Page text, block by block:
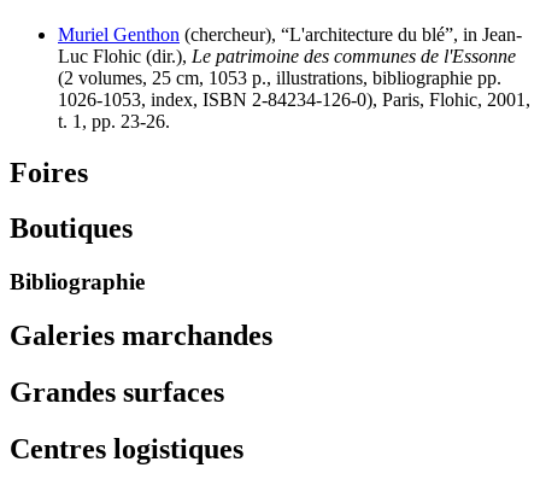
Muriel Genthon (chercheur), “L'architecture du blé”, in Jean-
Luc Flohic (dir.), Le patrimoine des communes de l'Essonne
(2 volumes, 25 cm, 1053 p., illustrations, bibliographie pp.
1026-1053, index, ISBN 2-84234-126-0), Paris, Flohic, 2001,
t. 1, pp. 23-26.
Foires
Boutiques
Bibliographie
Galeries marchandes
Grandes surfaces
Centres logistiques